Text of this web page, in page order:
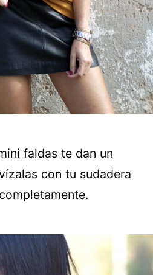
faldas te dan un
con tu sudadera